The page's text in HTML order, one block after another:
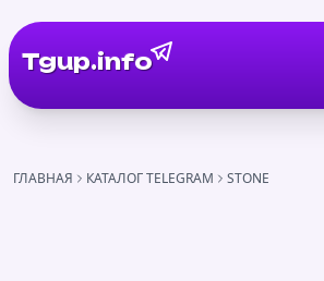
Tgup.info
ГЛАВНАЯ КАТАЛОГ TELEGRAM STONE